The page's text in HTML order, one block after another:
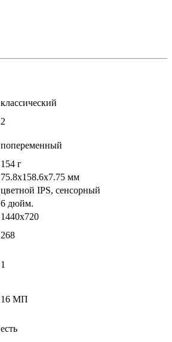
классический
2
попеременный
154 г
75.8x158.6x7.75 мм
цветной IPS, сенсорный
6 дюйм.
1440x720
268
1
16 МП
есть